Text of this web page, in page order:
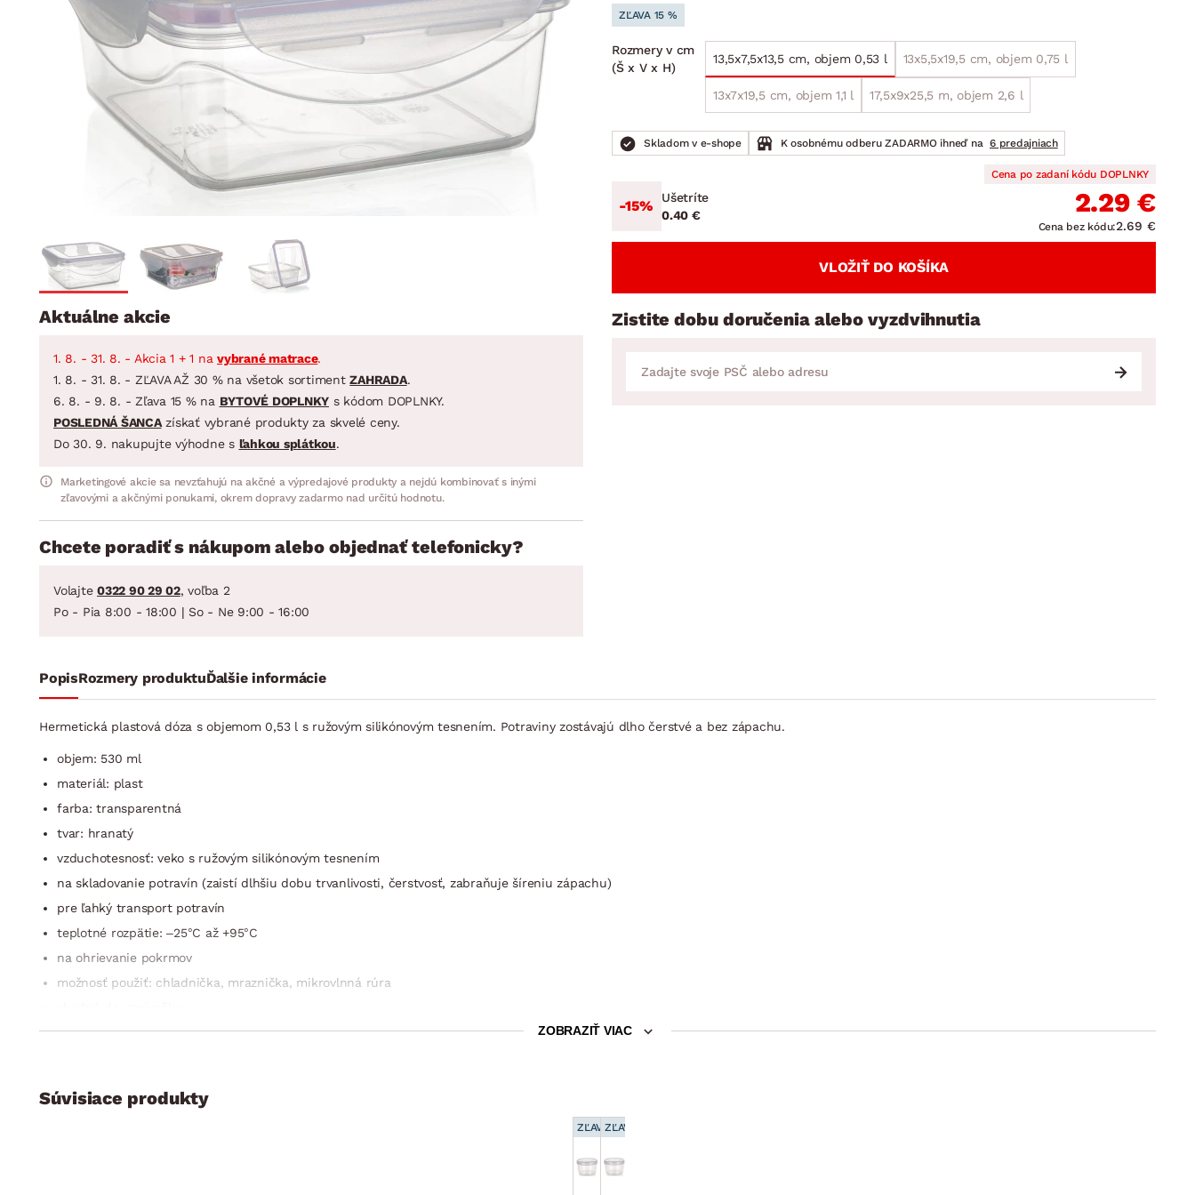
Detská izba
Predsieň, šatník a chodba
Kúpeľňa
Záhrada
BYTOVÝ TEXTIL
Prikrývky
Závesy a žalúzie
STOLOVANIE A VARENIE
Jedálenský servis
Príbory
Hrnce
DOMÁCE SPOTREBIČE
Kúpeľňové zostavy
Jedálenské zostavy Zahradné zostavy
ZĽAVA 15 %
Rozmery v cm
(Š x V x H)
13,5x7,5x13,5 cm, objem 0,53 l 13x5,5x19,5 cm, objem 0,75 l
13x7x19,5 cm, objem 1,1 l 17,5x9x25,5 m, objem 2,6 l
Skladom v e-shope K osobnému odberu ZADARMO ihneď na 6 predajniach
-15%
Ušetríte
0.40 €
Cena po zadaní kódu DOPLNKY
2.29 €
Cena bez kódu:2.69 €
VLOŽIŤ DO KOŠÍKA
Zistite dobu doručenia alebo vyzdvihnutia
Aktuálne akcie
1. 8. - 31. 8. - Akcia 1 + 1 na vybrané matrace.
1. 8. - 31. 8. - ZĽAVA AŽ 30 % na všetok sortimentZAHRADA.
6. 8. - 9. 8. - Zľava 15 % na BYTOVÉ DOPLNKY s kódom DOPLNKY.
POSLEDNÁ ŠANCAzískať vybrané produkty za skvelé ceny.
Do 30. 9. nakupujte výhodne s ľahkou splátkou.
Marketingové akcie sa nevzťahujú na akčné a výpredajové produkty a nejdú kombinovať s inými
zľavovými a akčnými ponukami, okrem dopravy zadarmo nad určitú hodnotu.
Chcete poradiť s nákupom alebo objednať telefonicky?
Volajte 0322 90 29 02, voľba 2
Po - Pia 8:00 - 18:00 | So - Ne 9:00 - 16:00
PopisRozmery produktuĎalšie informácie
Hermetická plastová dóza s objemom 0,53 l s ružovým silikónovým tesnením. Potraviny zostávajú dlho čerstvé a bez zápachu.
objem: 530 ml
materiál: plast
farba: transparentná
tvar: hranatý
vzduchotesnosť: veko s ružovým silikónovým tesnením
na skladovanie potravín (zaistí dlhšiu dobu trvanlivosti, čerstvosť, zabraňuje šíreniu zápachu)
pre ľahký transport potravín
teplotné rozpätie: –25°C až +95°C
na ohrievanie pokrmov
možnosť použiť: chladnička, mraznička, mikrovlnná rúra
rozmer: 13,5×7,5×13,5 cm
ZOBRAZIŤ VIAC
Súvisiace produkty
ZĽAVA 15 %ZĽAVA 15 %